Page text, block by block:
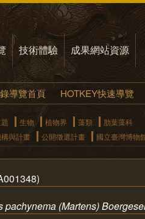
技術體驗 成果網站資源
導覽首頁 HOTKEY快速導覽
生物 植物界 藻類
肋葉藻科
與計畫 公開徵選計畫 國立臺灣博物
pachynema (Martens)